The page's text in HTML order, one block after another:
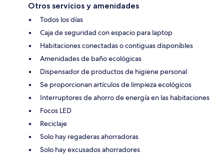
Otros servicios y amenidades
Todos los días
Caja de seguridad con espacio para laptop
Habitaciones conectadas o contiguas disponibles
Amenidades de baño ecológicas
Dispensador de productos de higiene personal
Se proporcionan artículos de limpieza ecológicos
Interruptores de ahorro de energía en las habitaciones
Focos LED
Reciclaje
Solo hay regaderas ahorradoras
Solo hay excusados ahorradores